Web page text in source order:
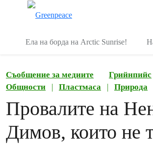
Ела на борда на Arctic Sunrise!
Съобщение за медиите Грийнпийс
Общности
| Пластмаса | Природа
Провалите на
Димов, които не